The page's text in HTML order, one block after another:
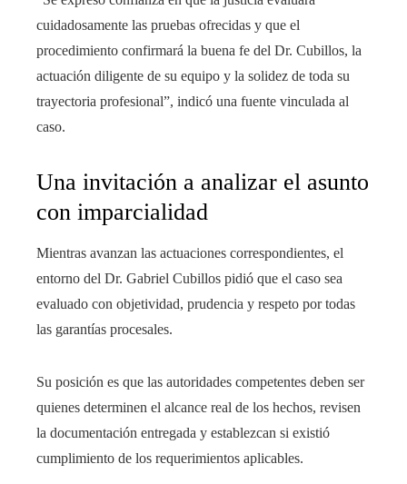
cuidadosamente las pruebas ofrecidas y que el
procedimiento confirmará la buena fe del Dr. Cubillos, la
actuación diligente de su equipo y la solidez de toda su
trayectoria profesional”, indicó una fuente vinculada al
caso.
Una invitación a analizar el asunto
con imparcialidad
Mientras avanzan las actuaciones correspondientes, el
entorno del Dr. Gabriel Cubillos pidió que el caso sea
evaluado con objetividad, prudencia y respeto por todas
las garantías procesales.
Su posición es que las autoridades competentes deben ser
quienes determinen el alcance real de los hechos, revisen
la documentación entregada y establezcan si existió
cumplimiento de los requerimientos aplicables.